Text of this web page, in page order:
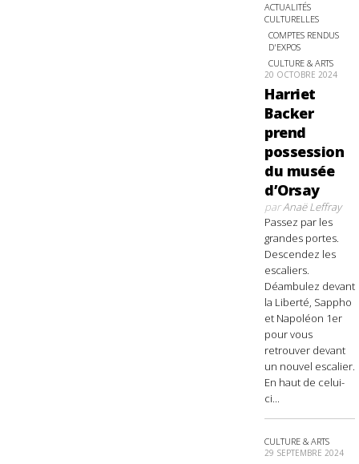
ACTUALITÉS
CULTURELLES
COMPTES RENDUS
D'EXPOS
CULTURE & ARTS
20 OCTOBRE 2024
Harriet
Backer
prend
possession
du musée
d’Orsay
parAnaë Leffray
Passez par les
grandes portes.
Descendez les
escaliers.
Déambulez devant
la Liberté, Sappho
et Napoléon 1er
pour vous
retrouver devant
un nouvel escalier.
En haut de celui-
ci...
CULTURE & ARTS
29 SEPTEMBRE 2024